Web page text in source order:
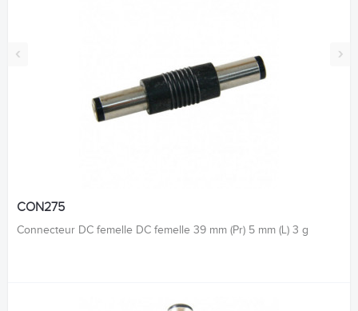
‹ ›
CON275
Connecteur DC femelle DC femelle 39 mm (Pr) 5 mm (L) 3 g